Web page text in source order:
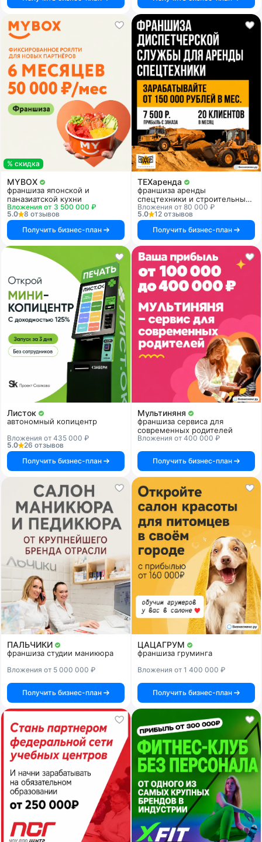
% скидка
MYBOX
франшиза японской и
паназиатской кухни
Вложения от 3 500 000 ₽
5.0
8 отзывов
Получить бизнес-план
ТЕХаренда
франшиза аренды
спецтехники и строительных
услуг
Вложения от 80 000 ₽
5.0
12 отзывов
Получить бизнес-план
Листок
автономный копицентр
Вложения от 435 000 ₽
5.0
26 отзывов
Получить бизнес-план
Мультиняня
франшиза сервиса для
современных родителей
Вложения от 400 000 ₽
Получить бизнес-план
ПАЛЬЧИКИ
франшиза студии маникюра
Вложения от 5 000 000 ₽
Получить бизнес-план
ЦАЦАГРУМ
франшиза груминга
Вложения от 1 400 000 ₽
Получить бизнес-план